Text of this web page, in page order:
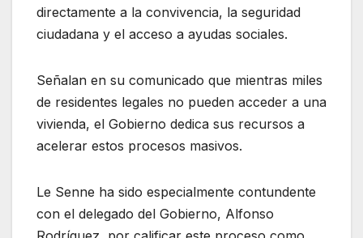
directamente a la convivencia, la seguridad
ciudadana y el acceso a ayudas sociales.
Señalan en su comunicado que mientras miles
de residentes legales no pueden acceder a una
vivienda, el Gobierno dedica sus recursos a
acelerar estos procesos masivos.
Le Senne ha sido especialmente contundente
con el delegado del Gobierno, Alfonso